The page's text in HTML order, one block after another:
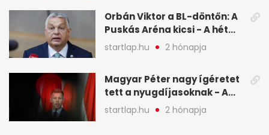
Orbán Viktor a BL-döntőn: A
Puskás Aréna kicsi - A hét
legfontosabb hírei képeken
startlap.hu 2 hónapja
Magyar Péter nagy ígéretet
tett a nyugdíjasoknak - A
hét legfontosabb hírei
képekben
startlap.hu 2 hónapja